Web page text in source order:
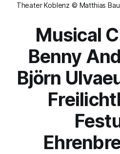
Theater Koblenz © Matthias
Musical
Benny
Björn